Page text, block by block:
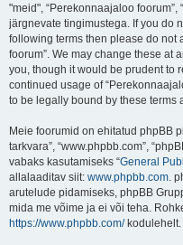
"meid", “Perekonnaajaloo foorum”,
järgnevate tingimustega. If you do
following terms then please do not
foorum”. We may change these at
you, though it would be prudent to
continued usage of
to be legally bound by these terms
Meie foorumid on ehitatud phpBB
tarkvara”, “www.phpbb.com”,
vabaks kasutamiseks “General
allalaaditav siit: www.phpbb.com.
arutelude pidamiseks, phpBB
mida me võime ja ei või teha.
https://www.phpbb.com/kodulehelt.